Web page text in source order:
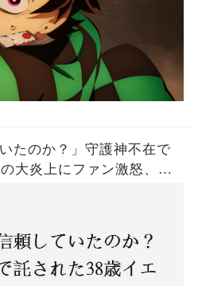
たのか？」守護神不在で
大炎上にファン激怒、ド